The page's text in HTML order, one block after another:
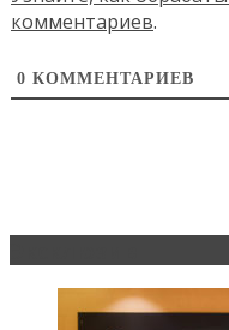
комментариев.
0 КОММЕНТАРИЕВ